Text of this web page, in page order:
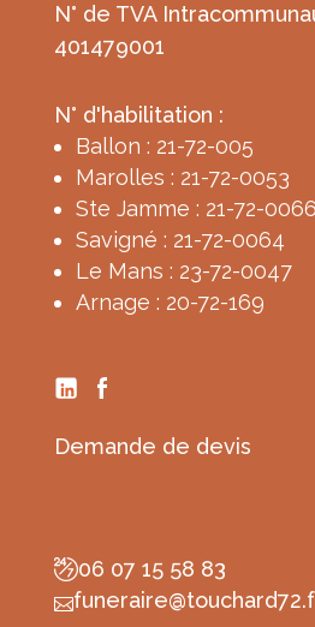
N° de TVA
401479001
N° d'habilitation :
Ballon : 21-72-005
Marolles : 21-72-0053
Ste Jamme : 21-72-0066
Savigné : 21-72-0064
Le Mans : 23-72-0047
Arnage : 20-72-169
Demande de devis
06 07 15 58 83
